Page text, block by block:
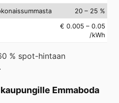
20 – 25 %
€ 0.005 – 0.05
/kWh
% spot-hintaan
Emmaboda